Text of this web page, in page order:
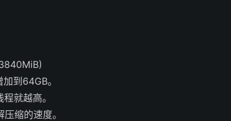
到64GB。
就越高。
缩的速度。